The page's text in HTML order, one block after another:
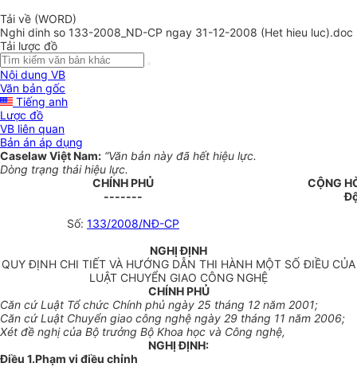
Tải về (WORD)
Nghi dinh so 133-2008_ND-CP ngay 31-12-2008 (Het hieu luc).doc
Tải lược đồ
Nội dung VB
Văn bản gốc
Tiếng anh
Lược đồ
VB liên quan
Bản án áp dụng
Caselaw Việt Nam: “Văn bản này đã hết hiệu lực.
Dòng trạng thái hiệu lực.
CHÍNH PHỦ
-------
CỘNG
Số: 133/2008/NĐ-CP
NGHỊ ĐỊNH
QUY ĐỊNH CHI TIẾT VÀ HƯỚNG DẪN THI HÀNH MỘT SỐ ĐIỀU CỦA
LUẬT CHUYỂN GIAO CÔNG NGHỆ
CHÍNH PHỦ
Căn cứ Luật Tổ chức Chính phủ ngày 25 tháng 12 năm 2001;
Căn cứ Luật Chuyển giao công nghệ ngày 29 tháng 11 năm 2006;
Xét đề nghị của Bộ trưởng Bộ Khoa học và Công nghệ,
NGHỊ ĐỊNH:
Điều 1.Phạm vi điều chỉnh